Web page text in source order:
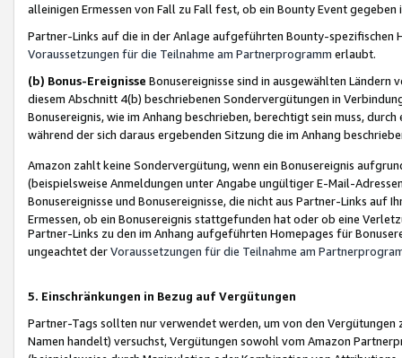
alleinigen Ermessen von Fall zu Fall fest, ob ein Bounty Event
Partner-Links auf die in der Anlage aufgeführten Bounty-spezifischen
Voraussetzungen für die Teilnahme am Partnerprogramm erlaubt.
(b) Bonus-Ereignisse Bonusereignisse sind in ausgewählten Ländern
diesem Abschnitt 4(b) beschriebenen Sondervergütungen in
Bonusereignis, wie im Anhang beschrieben, berechtigt sein muss,
während der sich daraus ergebenden Sitzung die im Anhang
Amazon zahlt keine Sondervergütung, wenn ein Bonusereignis
(beispielsweise Anmeldungen unter Angabe ungültiger E-Mail-
Bonusereignisse und Bonusereignisse, die nicht aus Partner-Links auf
Ermessen, ob ein Bonusereignis stattgefunden hat oder ob eine
Partner-Links zu den im Anhang aufgeführten Homepages für
ungeachtet derVoraussetzungen für die Teilnahme am
5. Einschränkungen in Bezug auf Vergütungen
Partner-Tags sollten nur verwendet werden, um von den
Namen handelt) versuchst, Vergütungen sowohl vom Amazon